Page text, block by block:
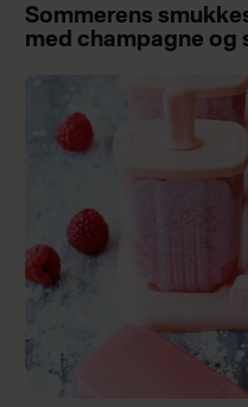
Sommerens
med champagne